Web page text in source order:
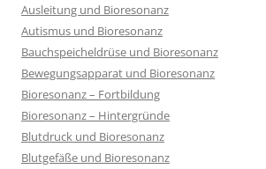
Ausleitung und Bioresonanz
Autismus und Bioresonanz
Bauchspeicheldrüse und Bioresonanz
Bewegungsapparat und Bioresonanz
Bioresonanz – Fortbildung
Bioresonanz – Hintergründe
Blutdruck und Bioresonanz
Blutgefäße und Bioresonanz